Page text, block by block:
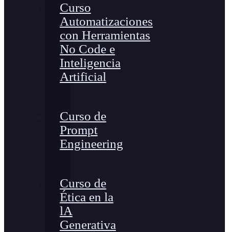
Curso
Automatizaciones
con Herramientas
No Code e
Inteligencia
Artificial
Curso de
Prompt
Engineering
Curso de
Ética en la
lA
Generativa